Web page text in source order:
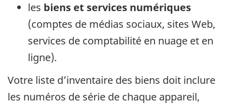
les biens et services numériques
(comptes de médias sociaux, sites Web,
services de comptabilité en nuage et en
ligne).
Votre liste d’inventaire des biens doit inclure
les numéros de série de chaque appareil,